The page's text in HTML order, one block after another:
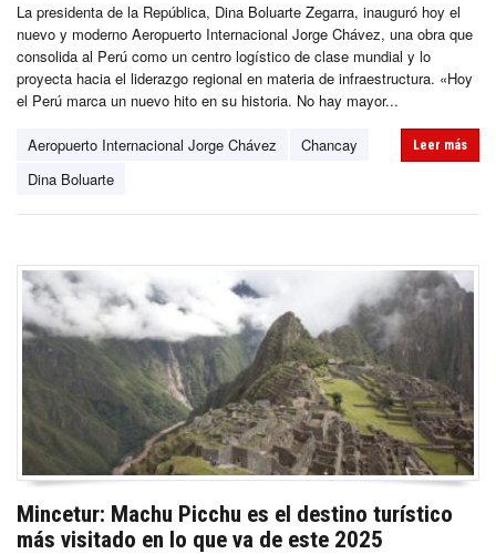
La presidenta de la República, Dina Boluarte Zegarra, inauguró hoy el
nuevo y moderno Aeropuerto Internacional Jorge Chávez, una obra que
consolida al Perú como un centro logístico de clase mundial y lo
proyecta hacia el liderazgo regional en materia de infraestructura. «Hoy
el Perú marca un nuevo hito en su historia. No hay mayor...
Aeropuerto Internacional Jorge Chávez
Chancay
Dina Boluarte
Leer más
Mincetur: Machu Picchu es el destino turístico
más visitado en lo que va de este 2025